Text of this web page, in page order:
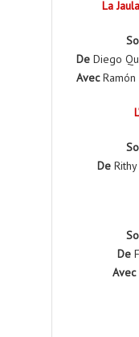
La
DeDiego
AvecRamón
De
De
Avec